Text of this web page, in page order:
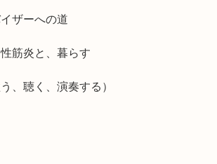
ザーへの道
筋炎と、暮らす
、聴く、演奏する）